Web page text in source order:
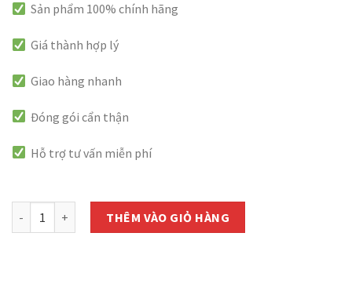
Sản phẩm 100% chính hãng
Giá thành hợp lý
Giao hàng nhanh
Đóng gói cẩn thận
Hỗ trợ tư vấn miễn phí
BỘ DỤNG CỤ LÀM VƯỜN MINI 3 MÓN ĐA NĂNG số lượng
THÊM VÀO GIỎ HÀNG